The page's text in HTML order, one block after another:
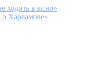
ходить в кино»
Харламове»